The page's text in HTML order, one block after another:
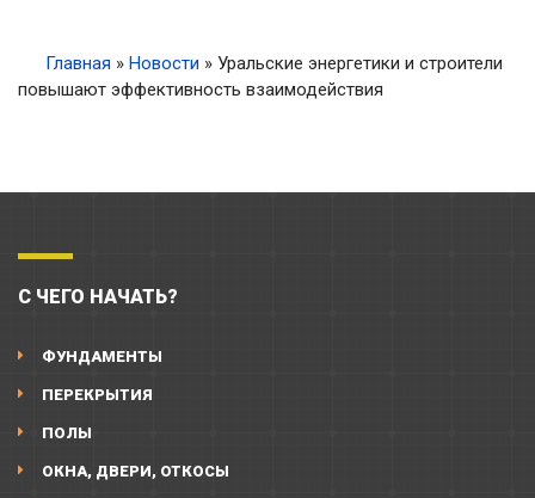
Главная » Новости » Уральские энергетики и строители
повышают эффективность взаимодействия
С ЧЕГО НАЧАТЬ?
ФУНДАМЕНТЫ
ПЕРЕКРЫТИЯ
ПОЛЫ
ОКНА, ДВЕРИ, ОТКОСЫ